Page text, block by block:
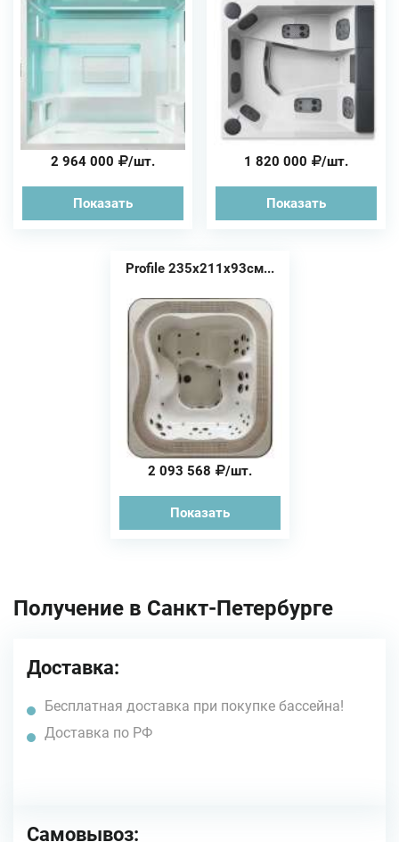
2 964 000 /шт.
Показать
1 820 000 /шт.
Показать
Profile 235х211х93см...
2 093 568 /шт.
Показать
Получение в Санкт-Петербурге
Доставка:
Бесплатная доставка при покупке бассейна!
Доставка по РФ
Самовывоз: